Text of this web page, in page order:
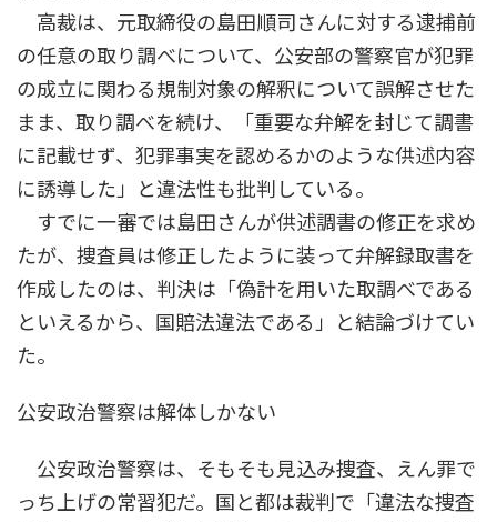
高裁は、元取締役の島田順司さんに対する逮捕前
の任意の取り調べについて、公安部の警察官が犯罪
の成立に関わる規制対象の解釈について誤解させた
まま、取り調べを続け、「重要な弁解を封じて調書
に記載せず、犯罪事実を認めるかのような供述内容
に誘導した」と違法性も批判している。
すでに一審では島田さんが供述調書の修正を求め
たが、捜査員は修正したように装って弁解録取書を
作成したのは、判決は「偽計を用いた取調べである
といえるから、国賠法違法である」と結論づけてい
た。
公安政治警察は解体しかない
公安政治警察は、そもそも見込み捜査、えん罪で
っち上げの常習犯だ。国と都は裁判で「違法な捜査